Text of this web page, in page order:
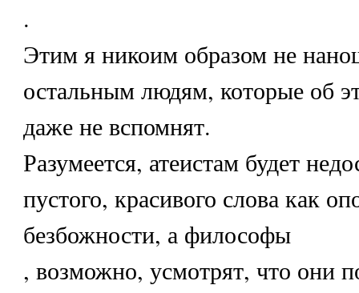
.
Этим я никоим образом не
остальным людям, которые об
даже не вспомнят.
Разумеется, атеистам будет
пустого, красивого слова как
безбожности, а философы
, возможно, усмотрят, что они